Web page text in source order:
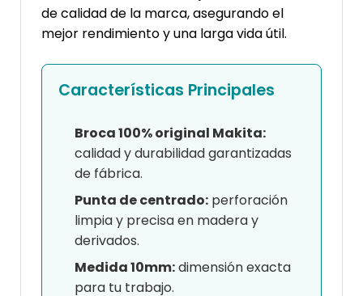
de calidad de la marca, asegurando el
mejor rendimiento y una larga vida útil.
Características Principales
Broca 100% original Makita:
calidad y durabilidad garantizadas
de fábrica.
Punta de centrado: perforación
limpia y precisa en madera y
derivados.
Medida 10mm:dimensión exacta
para tu trabajo.